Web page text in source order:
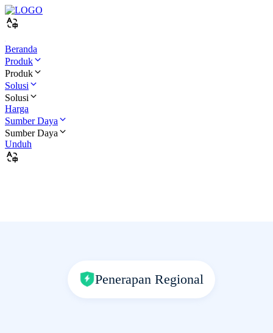
Beranda
Produk
Produk
Solusi
Solusi
Harga
Sumber Daya
Sumber Daya
Unduh
Penerapan Regional